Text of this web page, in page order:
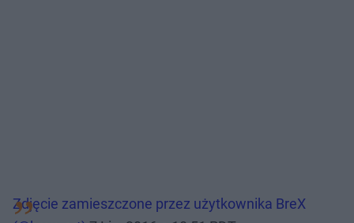
Zdjęcie zamieszczone przez użytkownika BreX